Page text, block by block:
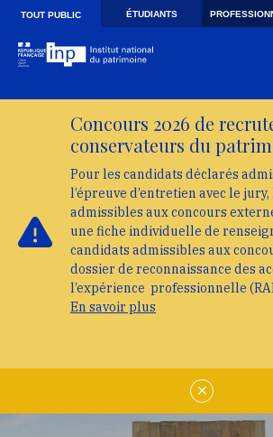
Skip to main navigation
Aller au contenu principal
TOUT PUBLIC ÉTUDIANTS
Concours 2026 de
conservateurs du
Pour les candidats déclarés
l’épreuve d’entretien avec le
admissibles aux concours
une fiche individuelle de
candidats admissibles aux
dossier de reconnaissance des
l’expérience professionnelle
En savoir plus